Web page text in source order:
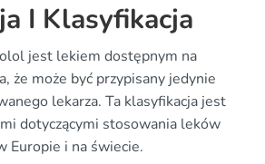
I Klasyfikacja
jest lekiem dostępnym na
że może być przypisany jedynie
lekarza. Ta klasyfikacja jest
dotyczącymi stosowania leków
Europie i na świecie.